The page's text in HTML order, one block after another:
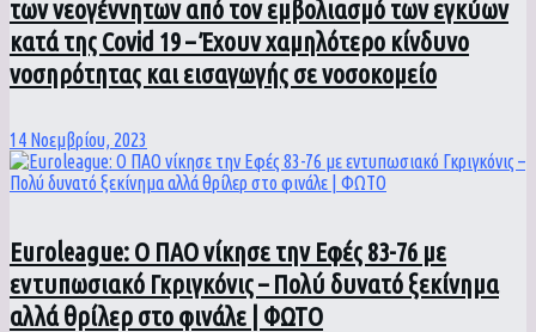
των νεογέννητων από τον εμβολιασμό των εγκύων
κατά της Covid 19 – Έχουν χαμηλότερο κίνδυνο
νοσηρότητας και εισαγωγής σε νοσοκομείο
14 Νοεμβρίου, 2023
Euroleague: Ο ΠΑΟ νίκησε την Εφές 83-76 με
εντυπωσιακό Γκριγκόνις – Πολύ δυνατό ξεκίνημα
αλλά θρίλερ στο φινάλε | ΦΩΤΟ